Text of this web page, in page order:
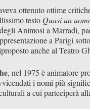
ottenuto ottime
testo Quasi un
Animosi a Marradi,
a Parigi
anche al Teatro
, nel 1975 è animatore
i nomi più
a cui parteciperà